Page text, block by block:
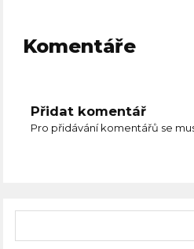
Komentáře
Přidat komentář
Pro přidávání komentářů se